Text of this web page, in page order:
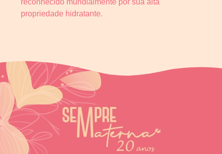
reconhecido mundialmente por sua alta
propriedade hidratante.